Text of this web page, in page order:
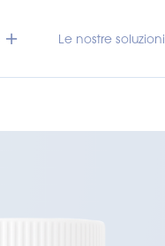
Le nostre soluzioni